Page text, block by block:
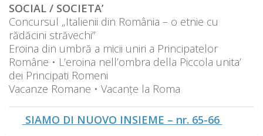
SOCIAL / SOCIETA’
Concursul „Italienii din România – o etnie cu
rădăcini străvechi”
Eroina din umbră a micii uniri a Principatelor
Române • L’eroina nell’ombra della Piccola unita’
dei Principati Romeni
Vacanze Romane • Vacanțe la Roma
SIAMO DI NUOVO INSIEME – nr. 65-66